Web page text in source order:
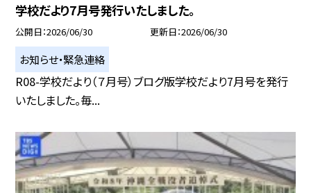
学校だより7月号発行いたしました。
公開日 2026/06/30 更新日 2026/06/30
お知らせ・緊急連絡
R08-学校だより（７月号）ブログ版学校だより7月号を発行
いたしました。毎...